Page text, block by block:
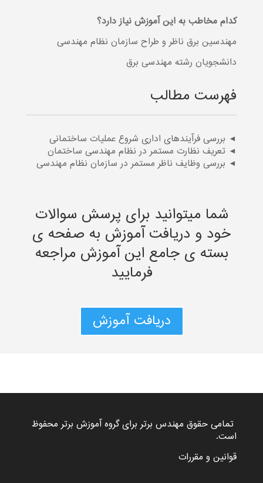
کدام مخاطب به این آموزش نیاز دارد؟
مهندسین برق ناظر و طراح سازمان نظام مهندسی
دانشجویان رشته مهندسی برق
فهرست مطالب
◄ بررسی فرآیندهای اداری شروع عملیات ساختمانی
◄ تعریف نظارت مستمر در نظام مهندسی ساختمان
◄ بررسی وظایف ناظر مستمر در سازمان نظام مهندسی
شما میتوانید برای پرسش سوالات
خود و دریافت آموزش به صفحه ی
بسته ی جامع این آموزش مراجعه
فرمایید
دریافت آموزش
تمامی حقوق مهندس برتر برای گروهآموزش برترمحفوظ
است.
قوانین و مقررات